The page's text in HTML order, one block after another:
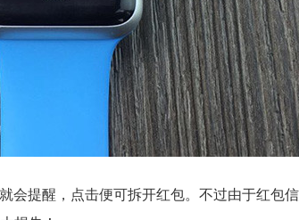
会提醒，点击便可拆开红包。不过由于红包